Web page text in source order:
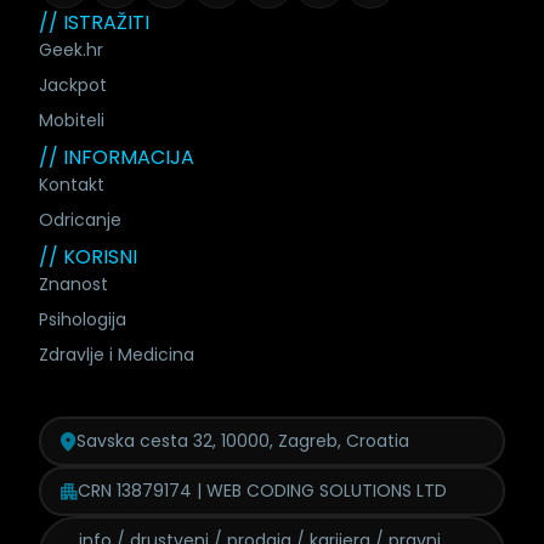
// ISTRAŽITI
Geek.hr
Jackpot
Mobiteli
// INFORMACIJA
Kontakt
Odricanje
// KORISNI
Znanost
Psihologija
Zdravlje i Medicina
Savska cesta 32, 10000, Zagreb, Croatia
CRN 13879174 | WEB CODING SOLUTIONS LTD